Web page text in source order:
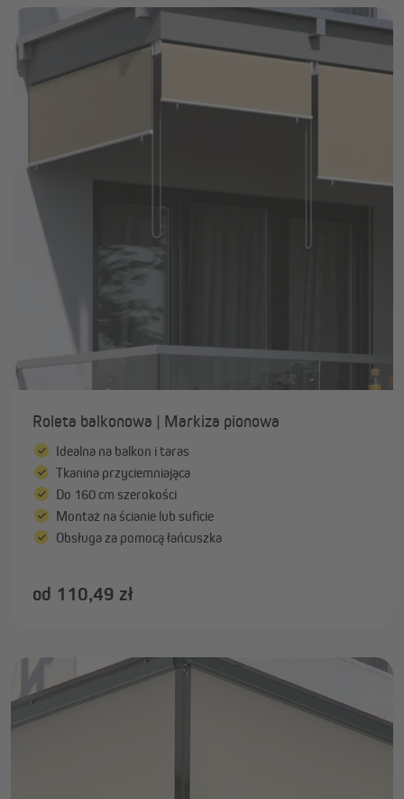
Roleta balkonowa | Markiza pionowa
Idealna na balkon i taras
Tkanina przyciemniająca
Do 160 cm szerokości
Montaż na ścianie lub suficie
Obsługa za pomocą łańcuszka
od 110,49 zł